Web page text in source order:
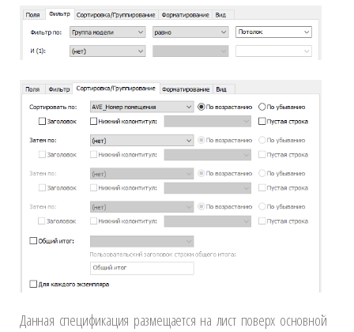
Данная спецификация размещается на лист поверх основной